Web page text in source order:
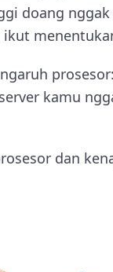
doang
kamu
dan